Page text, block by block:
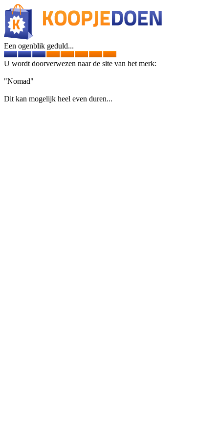
Een ogenblik geduld...
U wordt doorverwezen naar de site van het merk:
"Nomad"
Dit kan mogelijk heel even duren...